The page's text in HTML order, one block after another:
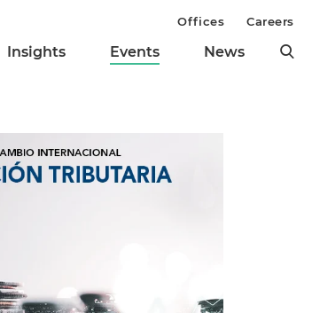
Insights Events News
Offices Careers